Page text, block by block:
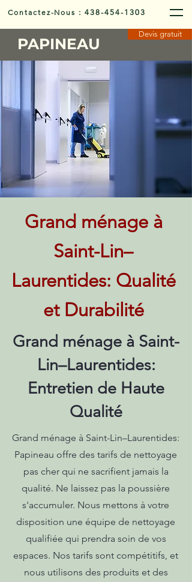
Contactez-Nous :438-454-1303
PAPINEAU
Devis gratuit
Grand ménage à
Saint-Lin–
Laurentides: Qualité
et Durabilité
Grand ménage à Saint-
Lin–Laurentides:
Entretien de Haute
Qualité
Grand ménage à Saint-Lin–Laurentides:
Papineau offre des tarifs de nettoyage
pas cher qui ne sacrifient jamais la
qualité. Ne laissez pas la poussière
s'accumuler. Nous mettons à votre
disposition une équipe de nettoyage
qualifiée qui prendra soin de vos
espaces. Nos tarifs sont compétitifs, et
nous utilisons des produits et des